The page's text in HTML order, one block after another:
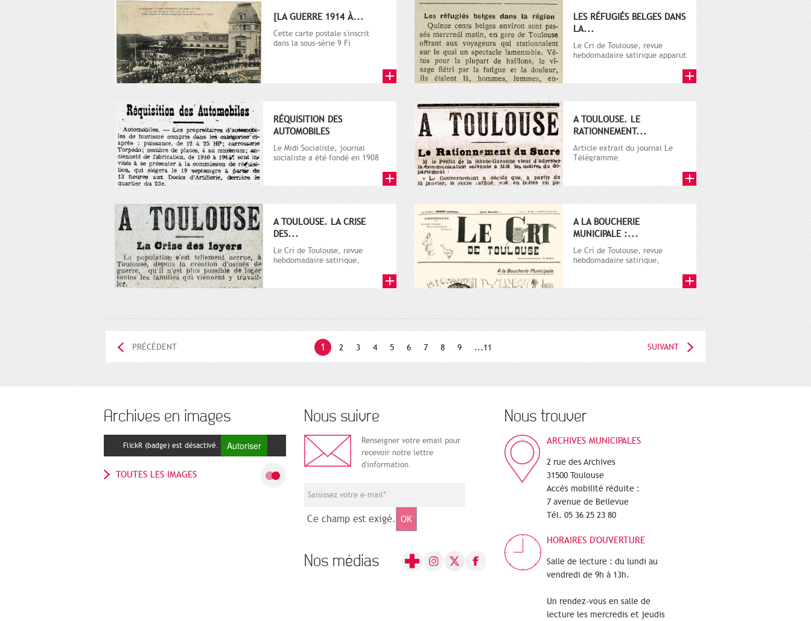
[LA GUERRE 1914 À...
Cette carte postale s'inscrit
dans la sous-série 9 Fi
LES RÉFUGIÉS BELGES DANS
LA...
Le Cri de Toulouse, revue
hebdomadaire satirique apparut
RÉQUISITION DES
AUTOMOBILES
Le Midi Socialiste, journal
socialiste a été fondé en 1908
A TOULOUSE. LE
RATIONNEMENT...
Article extrait du journal Le
Télégramme.
A TOULOUSE. LA CRISE
DES...
Le Cri de Toulouse, revue
hebdomadaire satirique,
A LA BOUCHERIE
MUNICIPALE :...
Le Cri de Toulouse, revue
hebdomadaire satirique,
1 2 3 4 5 6 7 8 9 ...11
PRÉCÉDENT SUIVANT
Archives en images
FlickR (badge) est désactivé. Autoriser
TOUTES LES IMAGES
Nous suivre
Renseigner votre email pour
recevoir notre lettre
d'information.
Ce champ est exigé. OK
Nos médias
Nous trouver
ARCHIVES MUNICIPALES
2 rue des Archives
31500 Toulouse
Accès mobilité réduite :
7 avenue de Bellevue
Tél. 05 36 25 23 80
HORAIRES D'OUVERTURE
Salle de lecture : du lundi au
vendredi de 9h à 13h.
Un rendez-vous en salle de
lecture les mercredis et jeudis